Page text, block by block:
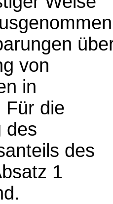
von
in
Für die
des
des
1